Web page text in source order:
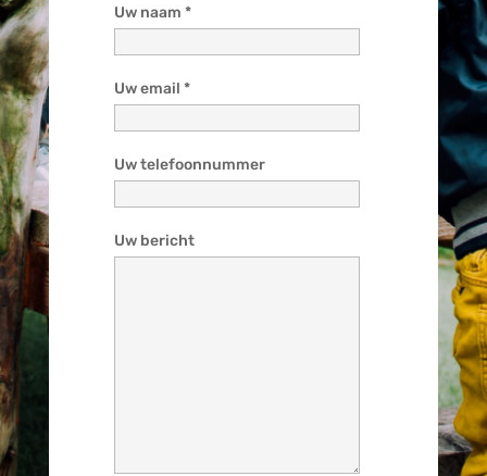
Uw naam *
Uw email *
Uw telefoonnummer
Uw bericht